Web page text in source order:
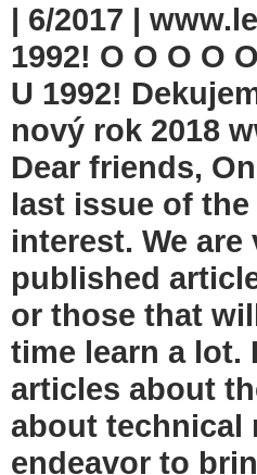
| 6/2017 |
1992! O O O O
U 1992!
nový rok 2018
Dear friends,
last issue of
interest. We
published
or those that
time learn a lot.
articles about
about technical
endeavor to